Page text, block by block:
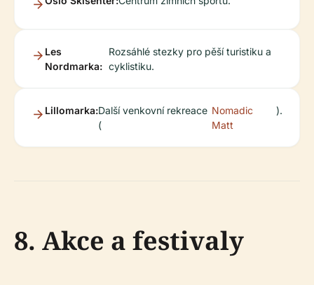
Les
Nordmarka:
Rozsáhlé stezky pro pěší turistiku a
cyklistiku.
Lillomarka:Další venkovní rekreace
(
Nomadic
Matt
).
8. Akce a festivaly